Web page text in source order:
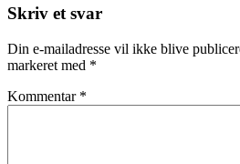
Skriv et svar
Din e-mailadresse vil ikke blive
markeret med *
Kommentar *